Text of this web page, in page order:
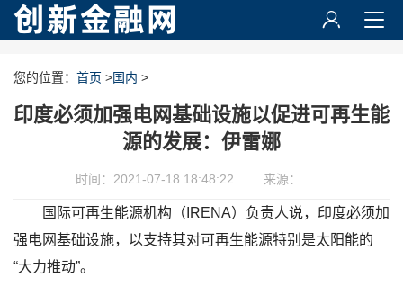
您的位置： 首页 >国内 >
印度必须加强电网基础设施以促进可再生能
源的发展：伊雷娜
时间：2021-07-18 18:48:22 来源：
国际可再生​​能源机构（IRENA）负责人说，印度必须加
强电网基础设施，以支持其对可再生能源特别是太阳能的
“大力推动”。